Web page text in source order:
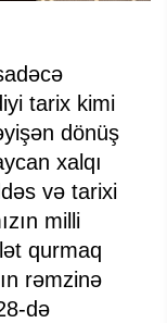
tarix kimi
dönüş
xalqı
və tarixi
milli
qurmaq
rəmzinə
də